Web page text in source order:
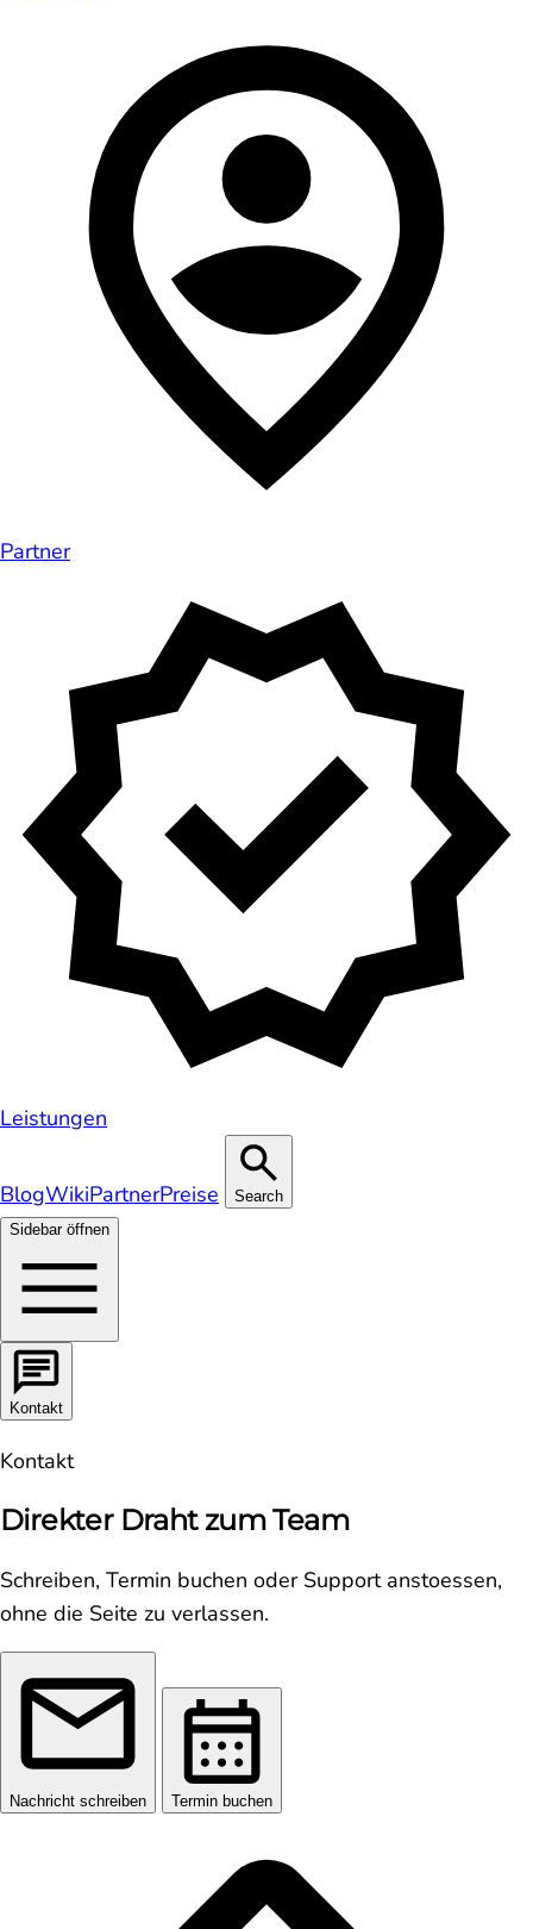
Partner
Leistungen
BlogWikiPartnerPreise
Search
Sidebar öffnen
Kontakt
Kontakt
Direkter Draht zum Team
Schreiben, Termin buchen oder Support anstoessen,
ohne die Seite zu verlassen.
Nachricht schreiben Termin buchen